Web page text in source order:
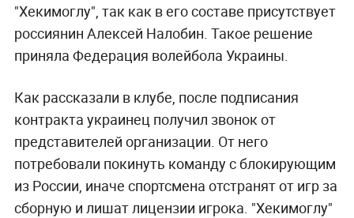
"Хекимоглу", так как в его составе присутствует
россиянин Алексей Налобин. Такое решение
приняла Федерация волейбола Украины.
Как рассказали в клубе, после подписания
контракта украинец получил звонок от
представителей организации. От него
потребовали покинуть команду с блокирующим
из России, иначе спортсмена отстранят от игр за
сборную и лишат лицензии игрока. "Хекимоглу"